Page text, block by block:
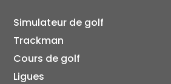
Simulateur de golf
Trackman
Cours de golf
Ligues